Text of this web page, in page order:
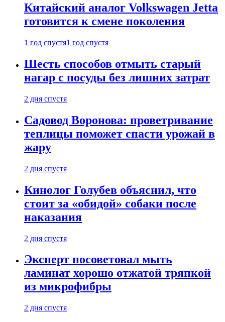
Китайский аналог Volkswagen Jetta
готовится к смене поколения
1 год спустя1 год спустя
Шесть способов отмыть старый
нагар с посуды без лишних затрат
2 дня спустя
Садовод Воронова: проветривание
теплицы поможет спасти урожай в
жару
2 дня спустя
Кинолог Голубев объяснил, что
стоит за «обидой» собаки после
наказания
2 дня спустя
Эксперт посоветовал мыть
ламинат хорошо отжатой тряпкой
из микрофибры
2 дня спустя